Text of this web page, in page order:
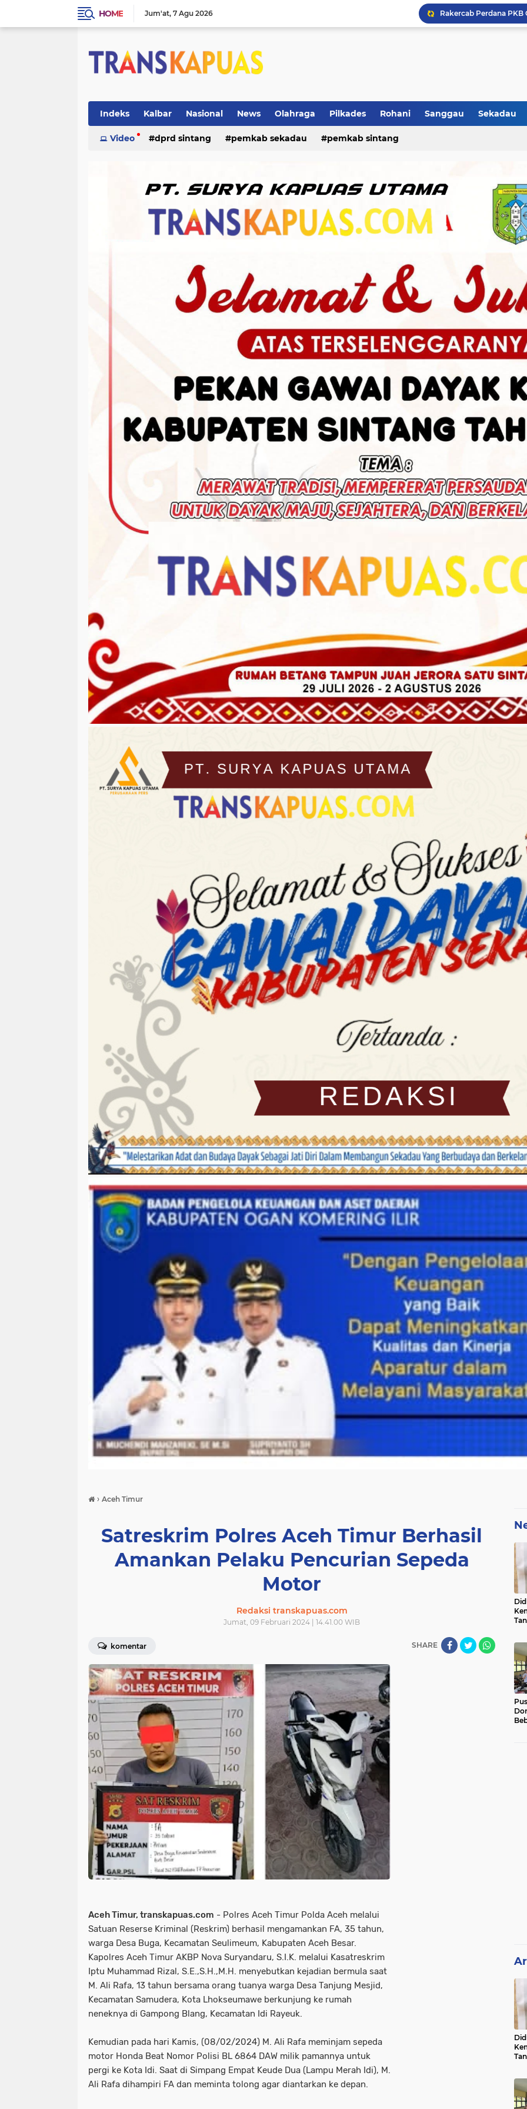
HOME Jum'at 7 Agu 2026
Indeks Kalbar Nasional News Olahraga Pilkades Rohani Sanggau Sekadau
ketapang kriminal
Video dprd sintang pemkab sekadau pemkab sintang
› Aceh Timur
Satreskrim Polres Aceh Timur Berhasil
Amankan Pelaku Pencurian Sepeda
Motor
Redaksi transkapuas.com
Jumat, 09 Februari 2024 | 14.41.00 WIB
komentar SHARE
Aceh Timur, transkapuas.com - Polres Aceh Timur Polda Aceh melalui
Satuan Reserse Kriminal (Reskrim) berhasil mengamankan FA, 35 tahun,
warga Desa Buga, Kecamatan Seulimeum, Kabupaten Aceh Besar.
Kapolres Aceh Timur AKBP Nova Suryandaru, S.I.K. melalui Kasatreskrim
Iptu Muhammad Rizal, S.E.,S.H.,M.H. menyebutkan kejadian bermula saat
M. Ali Rafa, 13 tahun bersama orang tuanya warga Desa Tanjung Mesjid,
Kecamatan Samudera, Kota Lhokseumawe berkunjung ke rumah
neneknya di Gampong Blang, Kecamatan Idi Rayeuk.
Kemudian pada hari Kamis, (08/02/2024) M. Ali Rafa meminjam sepeda
motor Honda Beat Nomor Polisi BL 6864 DAW milik pamannya untuk
pergi ke Kota Idi. Saat di Simpang Empat Keude Dua (Lampu Merah Idi), M.
Ali Rafa dihampiri FA dan meminta tolong agar diantarkan ke depan.